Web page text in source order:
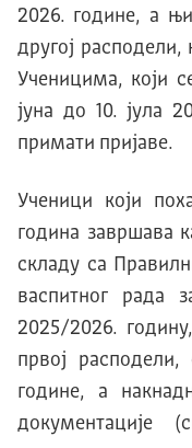
2026. године, а
другој расподели,
Ученицима, који
јуна до 10. јула
примати пријаве.
Ученици који
година завршава
складу са
васпитног рада
2025/2026.
првој
године, а
документације